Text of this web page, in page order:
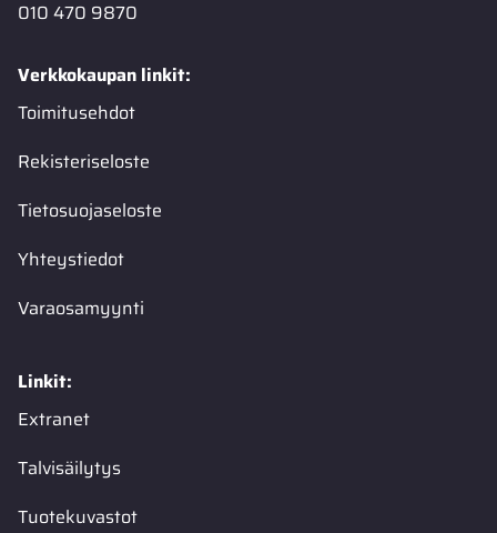
010 470 9870
Verkkokaupan linkit:
Toimitusehdot
Rekisteriseloste
Tietosuojaseloste
Yhteystiedot
Varaosamyynti
Linkit:
Extranet
Talvisäilytys
Tuotekuvastot